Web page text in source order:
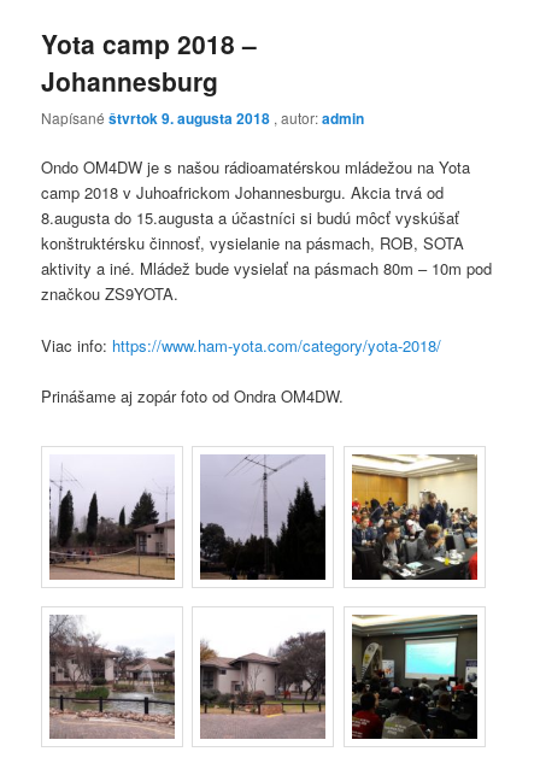
Yota camp 2018 –
Johannesburg
Napísanéštvrtok 9. augusta 2018 , autor:admin
Ondo OM4DW je s našou rádioamatérskou mládežou na Yota
camp 2018 v Juhoafrickom Johannesburgu. Akcia trvá od
8.augusta do 15.augusta a účastníci si budú môcť vyskúšať
konštruktérsku činnosť, vysielanie na pásmach, ROB, SOTA
aktivity a iné. Mládež bude vysielať na pásmach 80m – 10m pod
značkou ZS9YOTA.
Viac info: https://www.ham-yota.com/category/yota-2018/
Prinášame aj zopár foto od Ondra OM4DW.